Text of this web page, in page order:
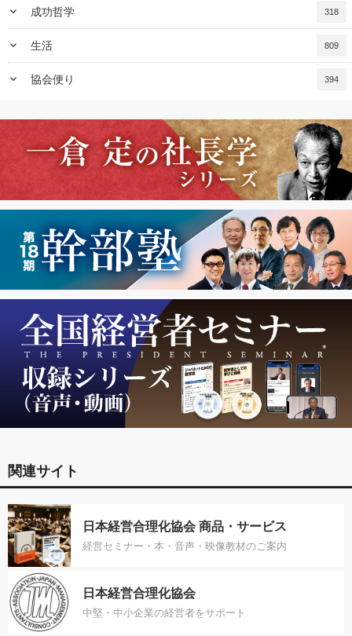
keyboard_arrow_down 成功哲学 318
keyboard_arrow_down 生活 809
keyboard_arrow_down 協会便り 394
関連サイト
日本経営合理化協会 商品・サービス
経営セミナー・本・音声・映像教材のご案内
日本経営合理化協会
中堅・中小企業の経営者をサポート